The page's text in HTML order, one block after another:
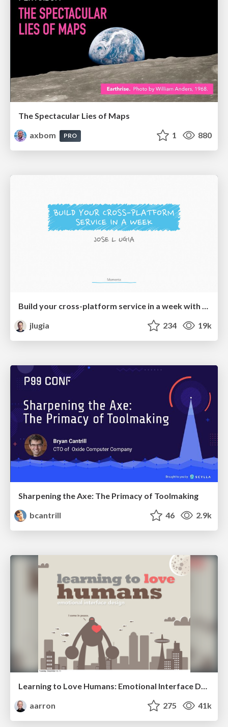
The Spectacular Lies of Maps
axbom
PRO 1 880
Build your cross-platform service in a week with App Engine
jlugia
234 19k
Sharpening the Axe: The Primacy of Toolmaking
bcantrill
46 2.9k
aarron
275 41k